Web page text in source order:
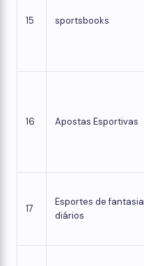
15 sportsbooks
16 Apostas Esportivas
17
Esportes de fantasia
diários